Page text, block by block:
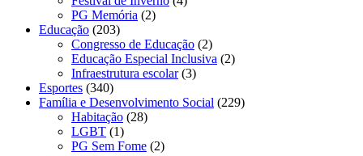
PG Memória (2)
Educação (203)
Congresso de Educação (2)
Educação Especial Inclusiva (2)
Infraestrutura escolar(3)
Esportes (340)
Família e Desenvolvimento Social (229)
Habitação (28)
LGBT (1)
PG Sem Fome (2)